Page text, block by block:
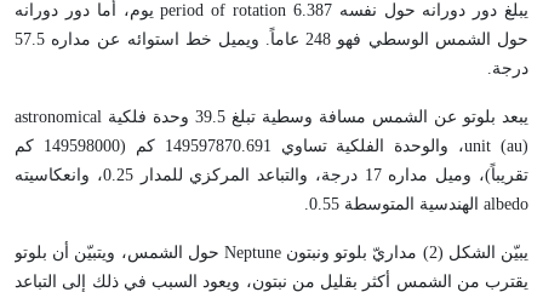
يبلغ دور دورانه حول نفسه period of rotation 6.387 يوم، أما دور دورانه
حول الشمس الوسطي فهو 248 عاماً. ويميل خط استوائه عن مداره 57.5
درجة.
يبعد بلوتو عن الشمس مسافة وسطية تبلغ 39.5 وحدة فلكية astronomical
unit (au)، والوحدة الفلكية تساوي 149597870.691 كم (149598000 كم
تقريباً)، وميل مداره 17 درجة، والتباعد المركزي للمدار 0.25، وانعكاسيته
albedo الهندسية المتوسطة 0.55.
يبيّن الشكل (2) مداريّ بلوتو ونبتون Neptune حول الشمس، ويتبيّن أن بلوتو
يقترب من الشمس أكثر بقليل من نبتون، ويعود السبب في ذلك إلى التباعد